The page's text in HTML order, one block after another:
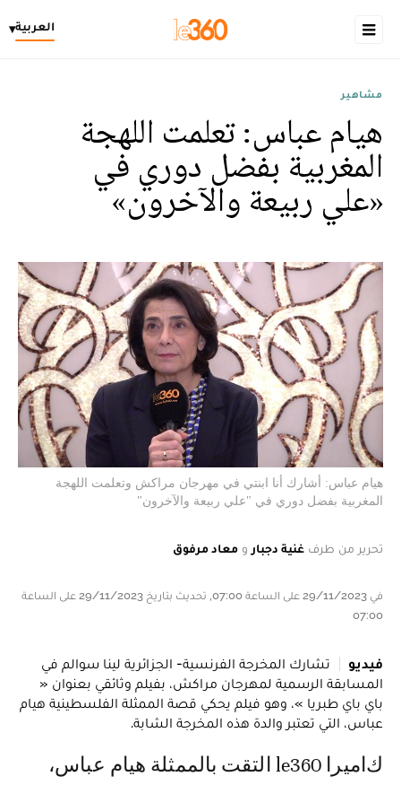
العربية▾
مشاهير
هيام عباس: تعلمت اللهجة
المغربية بفضل دوري في
«علي ربيعة والآخرون»
هيام عباس: أشارك أنا ابنتي في مهرجان مراكش وتعلمت اللهجة
المغربية بفضل دوري في "علي ربيعة والآخرون"
تحرير من طرف غنية دجبار و معاد مرفوق
في 29/11/2023 على الساعة 07:00, تحديث بتاريخ 29/11/2023 على الساعة
07:00
فيديو
تشارك المخرجة الفرنسية- الجزائرية لينا سوالم في
المسابقة الرسمية لمهرجان مراكش، بفيلم وثائقي بعنوان «
باي باي طبريا »، وهو فيلم يحكي قصة الممثلة الفلسطينية هيام
عباس، التي تعتبر والدة هذه المخرجة الشابة.
كاميرا le360 التقت بالممثلة هيام عباس،